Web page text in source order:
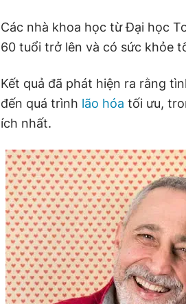
Các nhà khoa học từ Đại học
60 tuổi trở lên và có sức khỏe
Kết quả đã phát hiện ra rằng
đến quá trình lão hóa tối ưu,
ích nhất.